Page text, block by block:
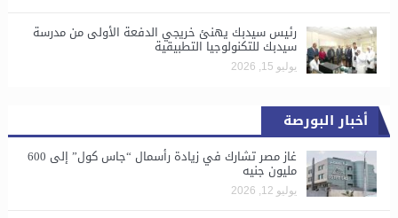
رئيس سيدبك يهنئ خريجي الدفعة الأولى من مدرسة
سيدبك للتكنولوجيا التطبيقية
يوليو 15, 2026
أخبار البورصة
غاز مصر تشارك في زيادة رأسمال “جاس كول” إلى 600
مليون جنيه
يوليو 12, 2026